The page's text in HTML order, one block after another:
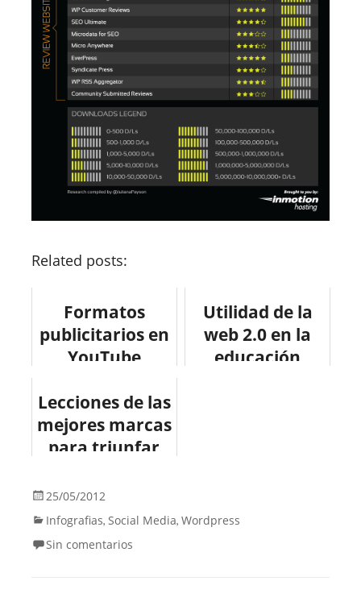
Related posts:
Formatos
publicitarios en
YouTube
#infographic
#socialmedia
#marketing
Utilidad de la
web 2.0 en la
educación
Lecciones de las
mejores marcas
para triunfar
25/05/2012
Infografias, Social Media, Wordpress
Sin comentarios